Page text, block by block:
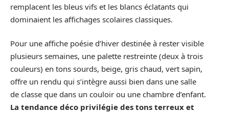
remplacent les bleus vifs et les blancs éclatants qui
dominaient les affichages scolaires classiques.
Pour une affiche poésie d’hiver destinée à rester visible
plusieurs semaines, une palette restreinte (deux à trois
couleurs) en tons sourds, beige, gris chaud, vert sapin,
offre un rendu qui s’intègre aussi bien dans une salle
de classe que dans un couloir ou une chambre d’enfant.
La tendance déco privilégie des tons terreux et